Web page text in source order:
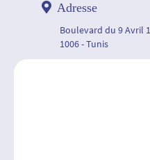
Adresse
Boulevard du 9 Avril
1006 - Tunis